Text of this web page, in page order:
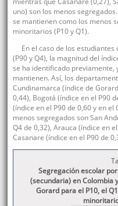
uno) son los menos
se mantienen como los menos
minoritarios (P10 y Q1).
En el caso de los
(P90 y Q4), la magnitud del
se ha identificado previamente,
mantienen. Así, los
Cundinamarca (índice de
0,44), Bogotá (índice en el P90
(índice en el P90 de 0,60 y en
menos segregados son San
Q4 de 0,32), Arauca (índice en
Casanare (índice en el P90 de
Segregación escolar
(secundaria) en Colombia
Gorard para el P10, el